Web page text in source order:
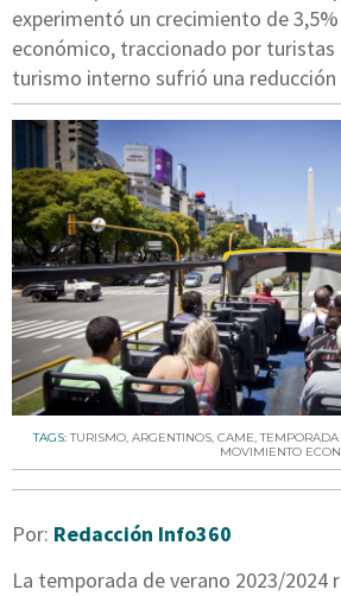
experimentó un crecimiento de
económico, traccionado por
turismo interno sufrió una
TAGS:TURISMO, ARGENTINOS, CAME,
MOVIMIENTO
Por: Redacción Info360
La temporada de verano 2023/2024